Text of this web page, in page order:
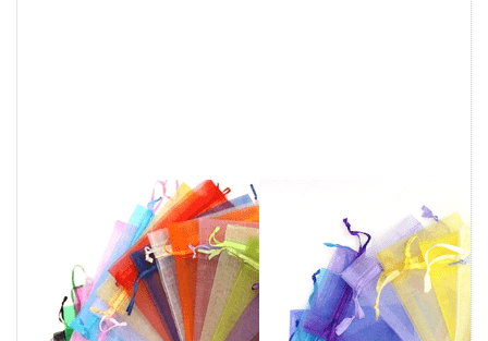
9x12cm
(Spezial, 100
Stk). Mittlere
Grösse
Organza 7x9cm
(Spezial,
100Stk).
Kleinste Grösse